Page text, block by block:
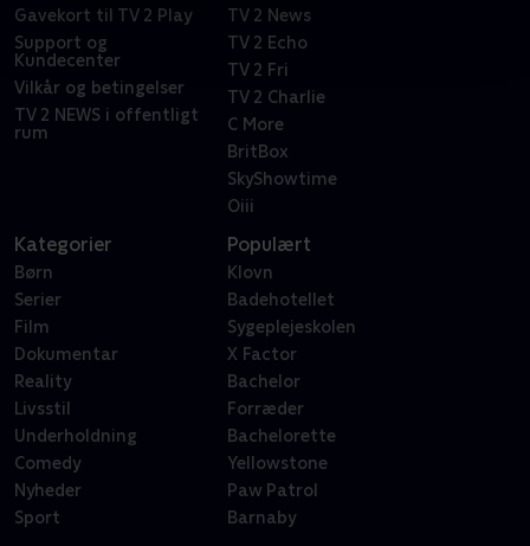
Gavekort til TV 2 Play
Support og
Kundecenter
Vilkår og betingelser
TV 2 NEWS i offentligt
rum
TV 2 News
TV 2 Echo
TV 2 Fri
TV 2 Charlie
C More
BritBox
SkyShowtime
Oiii
Kategorier
Børn
Serier
Film
Dokumentar
Reality
Livsstil
Underholdning
Comedy
Nyheder
Sport
Populært
Klovn
Badehotellet
Sygeplejeskolen
X Factor
Bachelor
Forræder
Bachelorette
Yellowstone
Paw Patrol
Barnaby